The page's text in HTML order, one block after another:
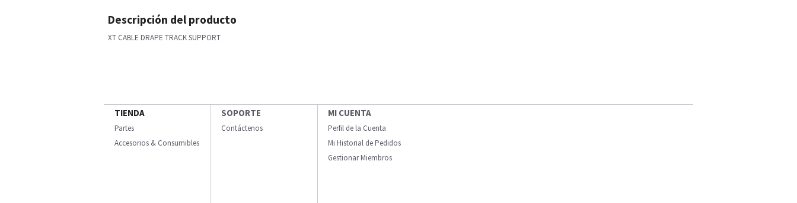
Descripción del producto
XT CABLE DRAPE TRACK SUPPORT
TIENDA
Partes
Accesorios & Consumibles
SOPORTE
Contáctenos
MI CUENTA
Perfil de la Cuenta
Mi Historial de Pedidos
Gestionar Miembros